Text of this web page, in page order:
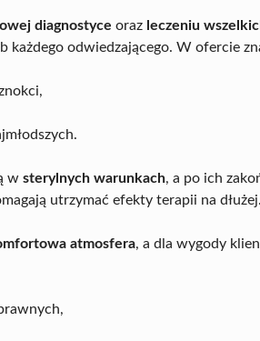
diagnostyce oraz leczeniu
każdego odwiedzającego. W ofercie
w sterylnych warunkach, a po ich
utrzymać efekty terapii na dłużej.
atmosfera, a dla wygody